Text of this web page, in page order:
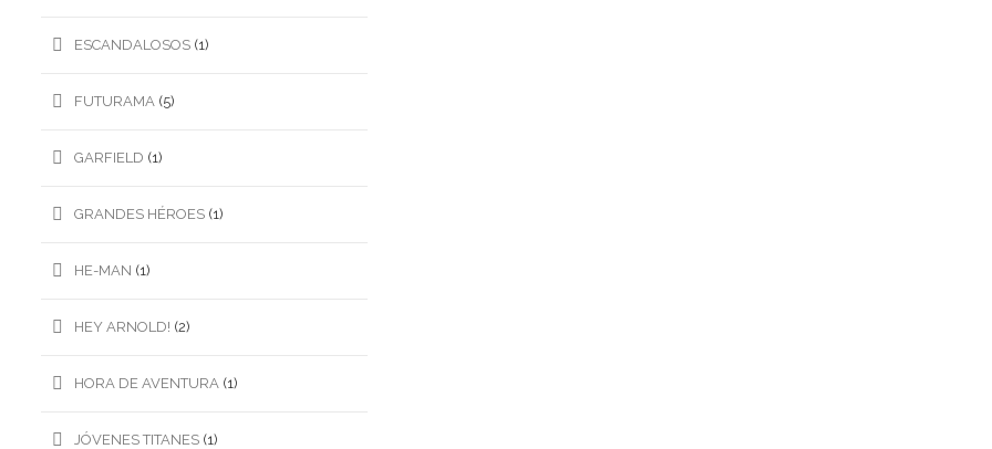
ESCANDALOSOS (1)
FUTURAMA (5)
GARFIELD (1)
GRANDES HÉROES (1)
HE-MAN (1)
HEY ARNOLD! (2)
HORA DE AVENTURA (1)
JÓVENES TITANES (1)